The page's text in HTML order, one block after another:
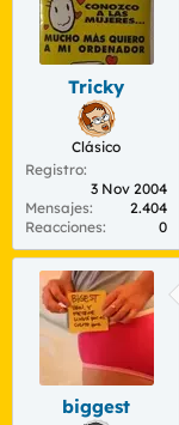
Tricky
Clásico
Registro
3 Nov 2004
Mensajes
2.404
Reacciones
0
biggest